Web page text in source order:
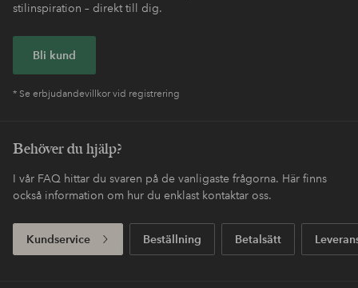
stilinspiration – direkt till dig.
Bli kund
* Se erbjudandevillkor vid registrering
Behöver du hjälp?
I vår FAQ hittar du svaren på de vanligaste frågorna. Här finns
också information om hur du enklast kontaktar oss.
Kundservice Beställning Betalsätt